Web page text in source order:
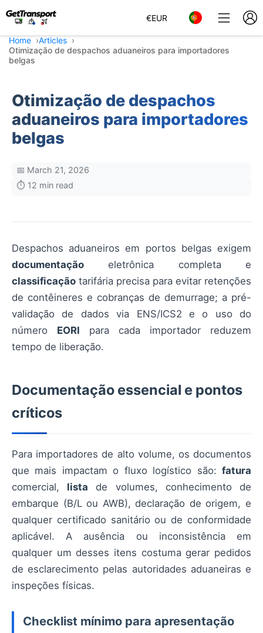
€EUR
Home
Articles
Otimização de despachos aduaneiros para importadores
belgas
Otimização de despachos
aduaneiros para importadores
belgas
📅 March 21, 2026
⏱️ 12 min read
Despachos aduaneiros em portos belgas exigem
documentação eletrônica completa e
classificação tarifária precisa para evitar retenções
de contêineres e cobranças de demurrage; a pré-
validação de dados via ENS/ICS2 e o uso do
número EORI para cada importador reduzem
tempo de liberação.
Documentação essencial e pontos
críticos
Para importadores de alto volume, os documentos
que mais impactam o fluxo logístico são: fatura
comercial, lista de volumes, conhecimento de
embarque (B/L ou AWB), declaração de origem, e
qualquer certificado sanitário ou de conformidade
aplicável. A ausência ou inconsistência em
qualquer um desses itens costuma gerar pedidos
de esclarecimento pelas autoridades aduaneiras e
inspeções físicas.
Checklist mínimo para apresentação